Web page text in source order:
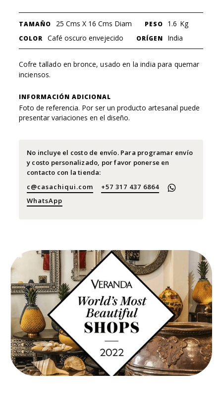
TAMAÑO 25 Cms X 16 Cms Diam PESO 1.6 Kg
COLOR Café oscuro envejecido ORÍGEN India
Cofre tallado en bronce, usado en la india para quemar
inciensos.
INFORMACIÓN ADICIONAL
Foto de referencia. Por ser un producto artesanal puede
presentar variaciones en el diseño.
No incluye el costo de envío. Para programar envío
y costo personalizado, por favor ponerse en
contacto con la tienda:
c@casachiqui.com
+57 317 437 6864
WhatsApp